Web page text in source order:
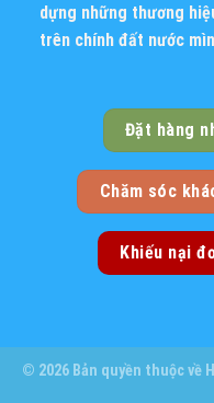
dựng những thương
trên chính đất nước
Đặt hàng
Chăm sóc
Khiếu nại
© 2026 Bản quyền thuộc về